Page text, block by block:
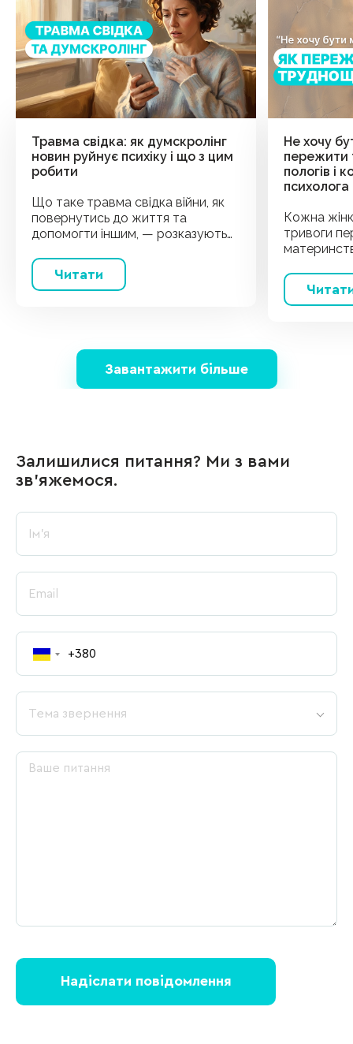
Травма свідка: як думскролінг
новин руйнує психіку і що з цим
робити
Що таке травма свідка війни, як
повернутись до життя та
допомогти іншим, — розказують
Читати
Не хочу
пережити
пологів і
психолога
Кожна
тривоги
Пікущенко
Завантажити більше
Залишилися питання? Ми з вами
зв’яжемося.
Тема звернення
Надіслати повідомлення